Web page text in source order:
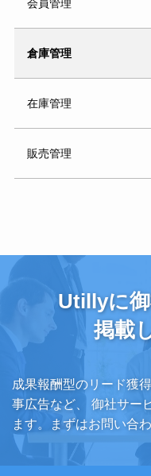
会員管理
倉庫管理
在庫管理
販売管理
Utillyに
掲載
成果報酬型のリード獲
事広告など、
御社サー
ます。まずはお問い合